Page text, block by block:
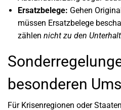
Ersatzbelege: Gehen
müssen Ersatzbelege
zählen nicht zu den
besonderen
Für Krisenregionen oder